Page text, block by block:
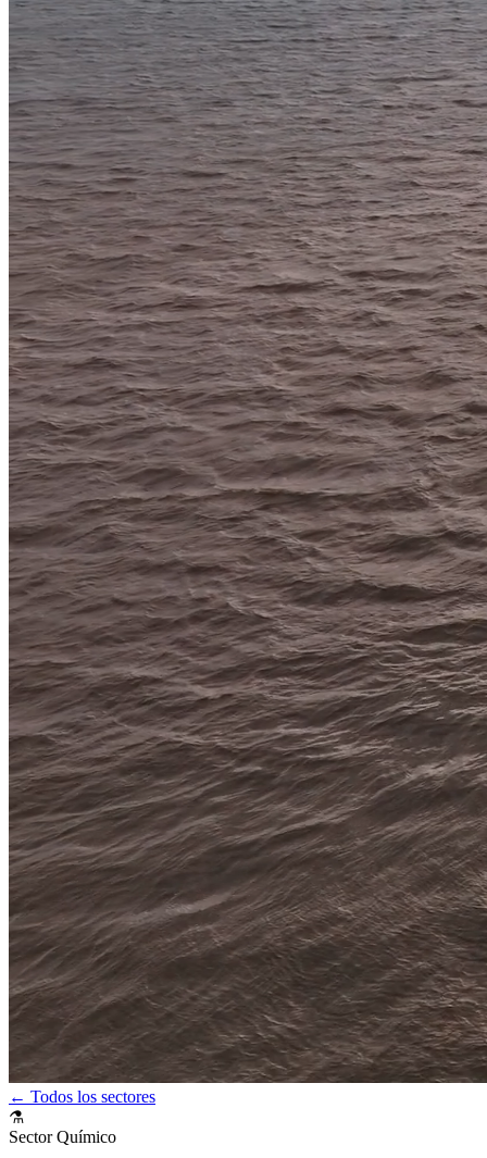
← Todos los sectores
⚗️
Sector Químico